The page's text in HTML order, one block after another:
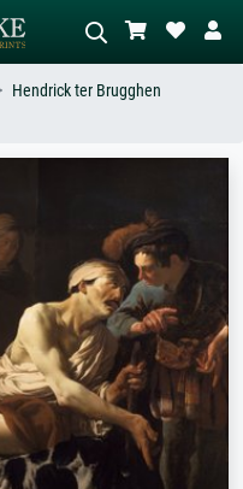
stojący akt obok drzewa.
Hendrick ter Brugghen